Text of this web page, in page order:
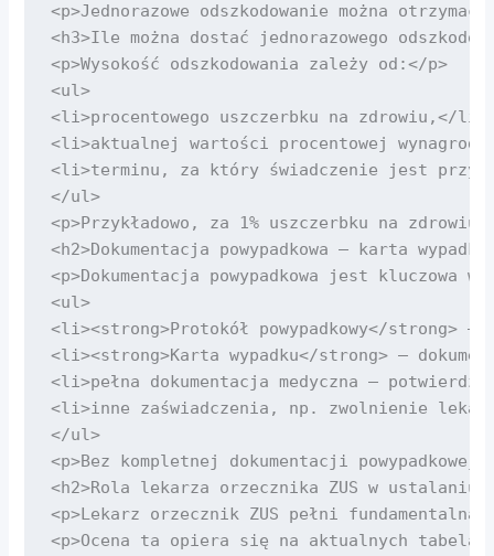
<p>Jednorazowe odszkodowanie można
<h3>Ile można dostać jednorazowego
<p>Wysokość odszkodowania zależy od:</p>
<ul>
<li>procentowego uszczerbku na zdrowiu,</li>
<li>aktualnej wartości procentowej
<li>terminu, za który świadczenie jest
</ul>
<p>Przykładowo, za 1% uszczerbku na
<h2>Dokumentacja powypadkowa – karta
<p>Dokumentacja powypadkowa jest kluczowa
<ul>
<li><strong>Protokół powypadkowy</
<li><strong>Karta wypadku</strong> –
<li>pełna dokumentacja medyczna –
<li>inne zaświadczenia, np. zwolnienie
</ul>
<p>Bez kompletnej dokumentacji
<h2>Rola lekarza orzecznika ZUS w ustalaniu
<p>Lekarz orzecznik ZUS pełni
<p>Ocena ta opiera się na aktualnych